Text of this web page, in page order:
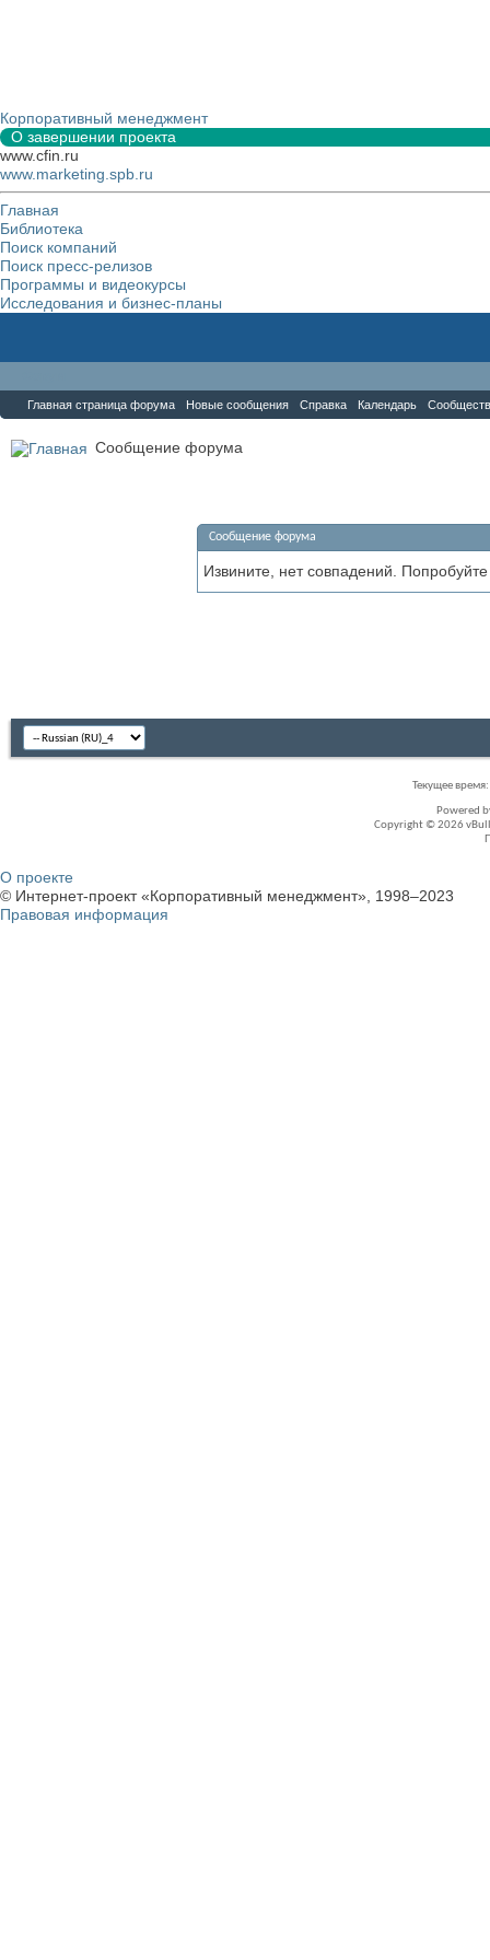
Корпоративный менеджмент
О завершении проекта
www.cfin.ru
www.marketing.spb.ru
Главная
Библиотека
Поиск компаний
Поиск пресс-релизов
Программы и видеокурсы
Исследования и бизнес-планы
Главная страница форума Новые сообщения Справка Календарь
Сообщение форума
Сообщение форума
Извините, нет совпадений.
Текущее время:
Powered
Copyright © 2026
О проекте
© Интернет-проект «Корпоративный менеджмент», 1998–2023
Правовая информация